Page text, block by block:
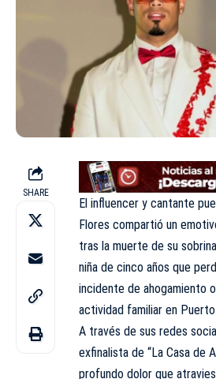
SHARE
El influencer y cantante
Flores compartió un
tras la muerte de su
niña de cinco años que
incidente de ahogamiento
actividad familiar en
A través de sus redes
exfinalista de “La Casa de
profundo dolor que